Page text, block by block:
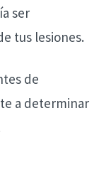
ser
tus lesiones.
de
a determinar